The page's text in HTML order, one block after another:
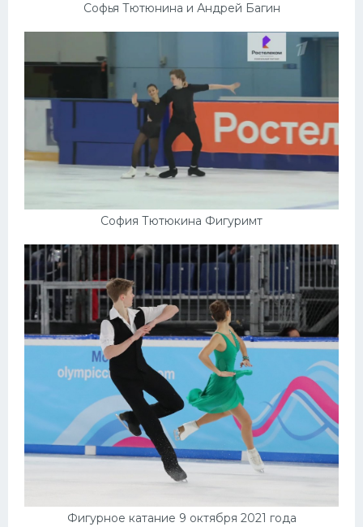
Софья Тютюнина и Андрей Багин
София Тютюкина Фигуримт
Фигурное катание 9 октября 2021 года